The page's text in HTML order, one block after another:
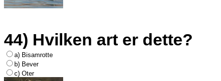
44) Hvilken art er dette?
a) Bisamrotte
b) Bever
c) Oter